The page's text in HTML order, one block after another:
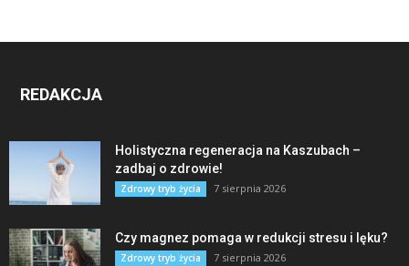
REDAKCJA
Holistyczna regeneracja na Kaszubach –
zadbaj o zdrowie!
Zdrowy tryb życia 7 sierpnia 2026
Czy magnez pomaga w redukcji stresu i lęku?
Zdrowy tryb życia 7 sierpnia 2026